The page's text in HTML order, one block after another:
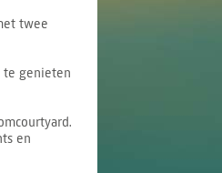
twee
te genieten
en